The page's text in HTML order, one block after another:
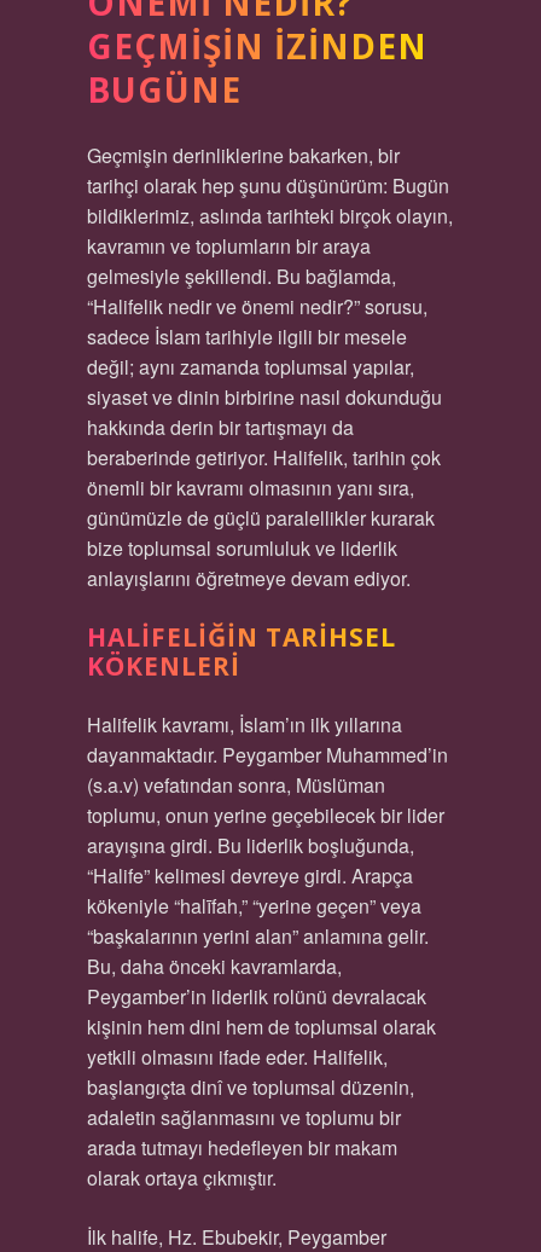
GEÇMIŞIN İZINDEN
BUGÜNE
Geçmişin derinliklerine bakarken, bir
tarihçi olarak hep şunu düşünürüm: Bugün
bildiklerimiz, aslında tarihteki birçok olayın,
kavramın ve toplumların bir araya
gelmesiyle şekillendi. Bu bağlamda,
“Halifelik nedir ve önemi nedir?” sorusu,
sadece İslam tarihiyle ilgili bir mesele
değil; aynı zamanda toplumsal yapılar,
siyaset ve dinin birbirine nasıl dokunduğu
hakkında derin bir tartışmayı da
beraberinde getiriyor. Halifelik, tarihin çok
önemli bir kavramı olmasının yanı sıra,
günümüzle de güçlü paralellikler kurarak
bize toplumsal sorumluluk ve liderlik
anlayışlarını öğretmeye devam ediyor.
HALIFELIĞIN TARIHSEL
KÖKENLERI
Halifelik kavramı, İslam’ın ilk yıllarına
dayanmaktadır. Peygamber Muhammed’in
(s.a.v) vefatından sonra, Müslüman
toplumu, onun yerine geçebilecek bir lider
arayışına girdi. Bu liderlik boşluğunda,
“Halife” kelimesi devreye girdi. Arapça
kökeniyle “halīfah,” “yerine geçen” veya
“başkalarının yerini alan” anlamına gelir.
Bu, daha önceki kavramlarda,
Peygamber’in liderlik rolünü devralacak
kişinin hem dini hem de toplumsal olarak
yetkili olmasını ifade eder. Halifelik,
başlangıçta dinî ve toplumsal düzenin,
adaletin sağlanmasını ve toplumu bir
arada tutmayı hedefleyen bir makam
olarak ortaya çıkmıştır.
İlk halife, Hz. Ebubekir, Peygamber